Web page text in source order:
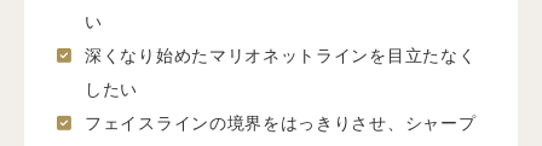
い
深くなり始めたマリオネットラインを目立たなく
したい
フェイスラインの境界をはっきりさせ、シャープ